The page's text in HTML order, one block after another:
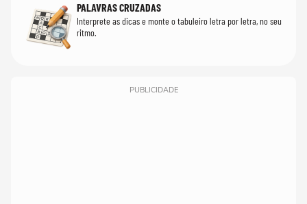
PALAVRAS CRUZADAS
Interprete as dicas e monte o tabuleiro letra por letra, no seu
ritmo.
PUBLICIDADE